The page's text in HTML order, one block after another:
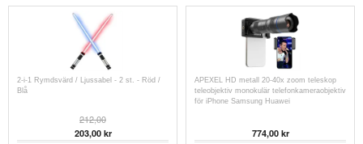
2-i-1 Rymdsvärd / Ljussabel - 2 st. - Röd /
Blå
212,00
203,00kr
APEXEL HD metall 20-40x zoom teleskop
teleobjektiv monokulär telefonkameraobjektiv
för iPhone Samsung Huawei
774,00kr